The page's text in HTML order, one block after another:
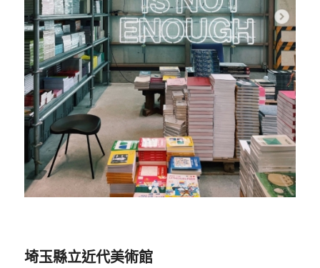
埼玉縣立近代美術館